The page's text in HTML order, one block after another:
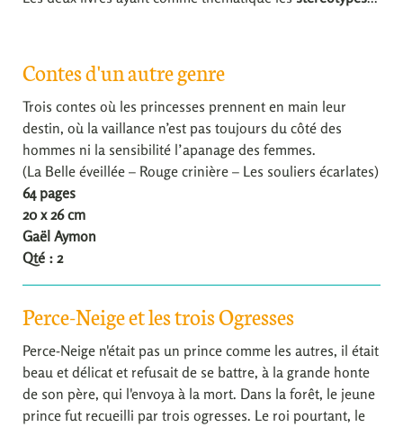
Contes d'un autre genre
Trois contes où les princesses prennent en main leur
destin, où la vaillance n’est pas toujours du côté des
hommes ni la sensibilité l’apanage des femmes.
(La Belle éveillée – Rouge crinière – Les souliers écarlates)
64 pages
20 x 26 cm
Gaël Aymon
Qté : 2
Perce-Neige et les trois Ogresses
Perce-Neige n'était pas un prince comme les autres, il était
beau et délicat et refusait de se battre, à la grande honte
de son père, qui l'envoya à la mort. Dans la forêt, le jeune
prince fut recueilli par trois ogresses. Le roi pourtant, le